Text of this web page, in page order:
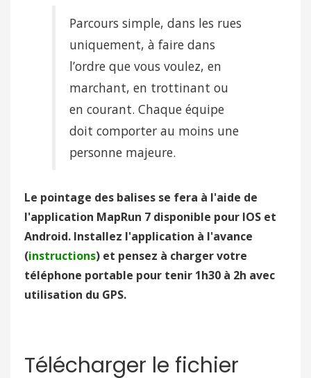
Parcours simple, dans les rues
uniquement, à faire dans
l’ordre que vous voulez, en
marchant, en trottinant ou
en courant. Chaque équipe
doit comporter au moins une
personne majeure.
Le pointage des balises se fera à l'aide de
l'application MapRun 7 disponible pour IOS et
Android. Installez l'application à l'avance
(instructions) et pensez à charger votre
téléphone portable pour tenir 1h30 à 2h avec
utilisation du GPS.
Télécharger le fichier